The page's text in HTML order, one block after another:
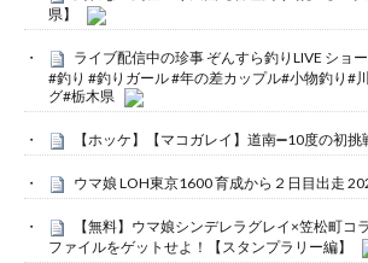
県】
ライブ配信中の珍事 ぞんすら釣りLIVE ショ
#釣り #釣りガール #年の差カップル#小物釣り#
グ#栃木県
【ホッケ】【マコガレイ】道南➖10度の初挑
ウマ娘 LOH東京1600 育成から２日目出走
【無料】ウマ娘シンデレラグレイ×笠松町コ
ファイルをゲットせよ！【スタンプラリー編】